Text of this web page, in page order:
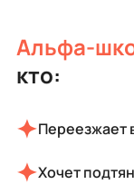
Альфа-
кто:
Переезжает
Хочет